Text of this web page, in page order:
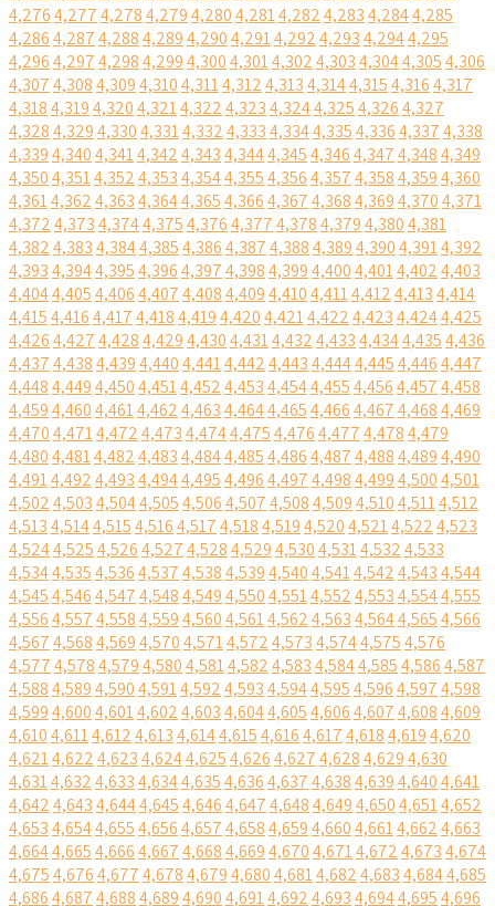
4,2764,2774,2784,2794,2804,2814,2824,2834,2844,285
4,2864,2874,2884,2894,2904,2914,2924,2934,2944,295
4,2964,2974,2984,2994,3004,3014,3024,3034,3044,3054,306
4,3074,3084,3094,3104,3114,3124,3134,3144,3154,3164,317
4,3184,3194,3204,3214,3224,3234,3244,3254,3264,327
4,3284,3294,3304,3314,3324,3334,3344,3354,3364,3374,338
4,3394,3404,3414,3424,3434,3444,3454,3464,3474,3484,349
4,3504,3514,3524,3534,3544,3554,3564,3574,3584,3594,360
4,3614,3624,3634,3644,3654,3664,3674,3684,3694,3704,371
4,3724,3734,3744,3754,3764,3774,3784,3794,3804,381
4,3824,3834,3844,3854,3864,3874,3884,3894,3904,3914,392
4,3934,3944,3954,3964,3974,3984,3994,4004,4014,4024,403
4,4044,4054,4064,4074,4084,4094,4104,4114,4124,4134,414
4,4154,4164,4174,4184,4194,4204,4214,4224,4234,4244,425
4,4264,4274,4284,4294,4304,4314,4324,4334,4344,4354,436
4,4374,4384,4394,4404,4414,4424,4434,4444,4454,4464,447
4,4484,4494,4504,4514,4524,4534,4544,4554,4564,4574,458
4,4594,4604,4614,4624,4634,4644,4654,4664,4674,4684,469
4,4704,4714,4724,4734,4744,4754,4764,4774,4784,479
4,4804,4814,4824,4834,4844,4854,4864,4874,4884,4894,490
4,4914,4924,4934,4944,4954,4964,4974,4984,4994,5004,501
4,5024,5034,5044,5054,5064,5074,5084,5094,5104,5114,512
4,5134,5144,5154,5164,5174,5184,5194,5204,5214,5224,523
4,5244,5254,5264,5274,5284,5294,5304,5314,5324,533
4,5344,5354,5364,5374,5384,5394,5404,5414,5424,5434,544
4,5454,5464,5474,5484,5494,5504,5514,5524,5534,5544,555
4,5564,5574,5584,5594,5604,5614,5624,5634,5644,5654,566
4,5674,5684,5694,5704,5714,5724,5734,5744,5754,576
4,5774,5784,5794,5804,5814,5824,5834,5844,5854,5864,587
4,5884,5894,5904,5914,5924,5934,5944,5954,5964,5974,598
4,5994,6004,6014,6024,6034,6044,6054,6064,6074,6084,609
4,6104,6114,6124,6134,6144,6154,6164,6174,6184,6194,620
4,6214,6224,6234,6244,6254,6264,6274,6284,6294,630
4,6314,6324,6334,6344,6354,6364,6374,6384,6394,6404,641
4,6424,6434,6444,6454,6464,6474,6484,6494,6504,6514,652
4,6534,6544,6554,6564,6574,6584,6594,6604,6614,6624,663
4,6644,6654,6664,6674,6684,6694,6704,6714,6724,6734,674
4,6754,6764,6774,6784,6794,6804,6814,6824,6834,6844,685
4,6864,6874,6884,6894,6904,6914,6924,6934,6944,6954,696